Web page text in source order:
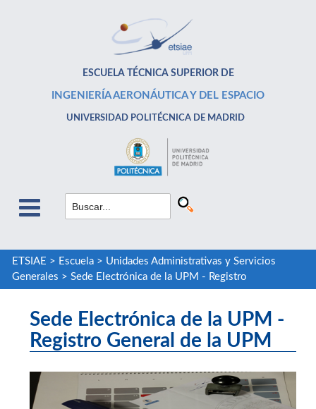
ESCUELA TÉCNICA SUPERIOR DE
INGENIERÍA AERONÁUTICA Y DEL ESPACIO
UNIVERSIDAD POLITÉCNICA DE MADRID
ETSIAE > Escuela> Unidades Administrativas y Servicios
Generales > Sede Electrónica de la UPM - Registro
Sede Electrónica de la UPM -
Registro General de la UPM